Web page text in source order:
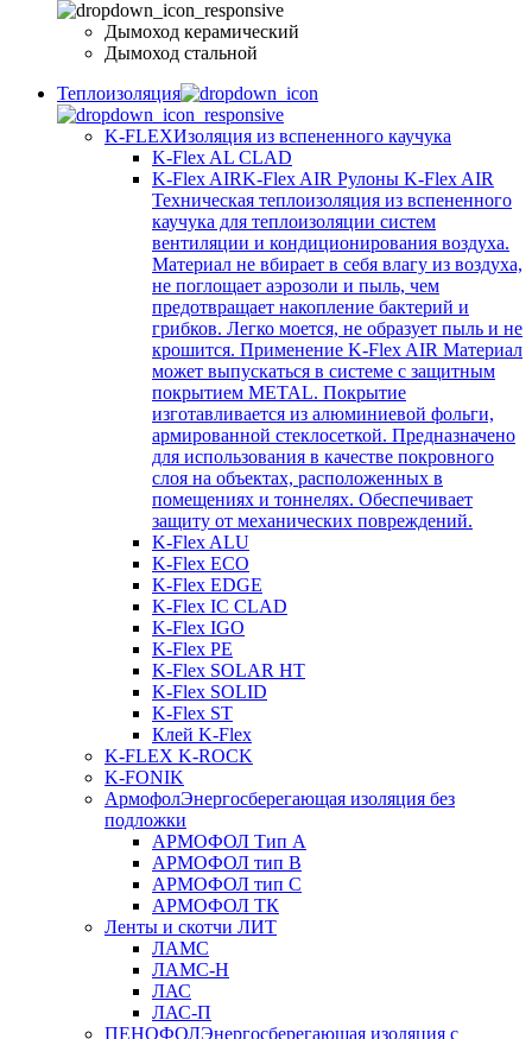
Дымоход керамический
Дымоход стальной
Теплоизоляция
K-FLEXИзоляция из вспененного каучука
K-Flex AL CLAD
K-Flex AIRK-Flex AIR Рулоны K-Flex AIR
Техническая теплоизоляция из вспененного
каучука для теплоизоляции систем
вентиляции и кондиционирования воздуха.
Материал не вбирает в себя влагу из воздуха,
не поглощает аэрозоли и пыль, чем
предотвращает накопление бактерий и
грибков. Легко моется, не образует пыль и не
крошится. Применение K-Flex AIR Материал
может выпускаться в системе c защитным
покрытием METAL. Покрытие
изготавливается из алюминиевой фольги,
армированной стеклосеткой. Предназначено
для использования в качестве покровного
слоя на объектах, расположенных в
помещениях и тоннелях. Обеспечивает
защиту от механических повреждений.
K-Flex ALU
K-Flex ECO
K-Flex EDGE
K-Flex IC CLAD
K-Flex IGO
K-Flex PE
K-Flex SOLAR HT
K-Flex SOLID
K-Flex ST
Клей K-Flex
K-FLEX K-ROCK
K-FONIK
АрмофолЭнергосберегающая изоляция без
подложки
АРМОФОЛ Тип А
АРМОФОЛ тип В
АРМОФОЛ тип C
АРМОФОЛ ТК
Ленты и скотчи ЛИТ
ЛАМС
ЛАМС-Н
ЛАС
ЛАС-П
ПЕНОФОЛЭнергосберегающая изоляция с